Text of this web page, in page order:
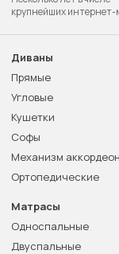
крупнейших
Диваны
Прямые
Угловые
Кушетки
Софы
Механизм аккордеон
Ортопедические
Матрасы
Односпальные
Двуспальные